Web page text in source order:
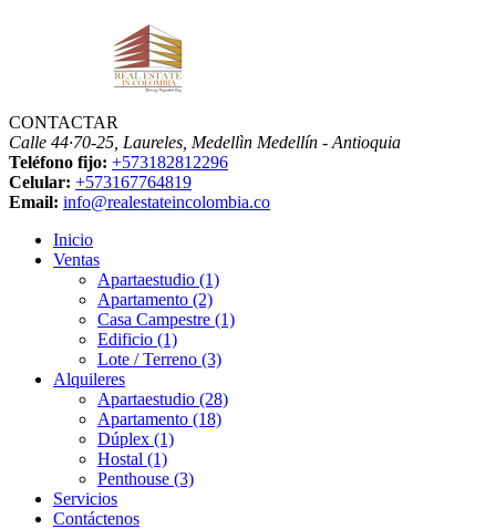
CONTACTAR
Calle 44·70-25, Laureles, Medellìn Medellín - Antioquia
Teléfono fijo: +573182812296
Celular: +573167764819
Email: info@realestateincolombia.co
Inicio
Ventas
Apartaestudio (1)
Apartamento (2)
Casa Campestre (1)
Edificio (1)
Lote / Terreno (3)
Alquileres
Apartaestudio (28)
Apartamento (18)
Dúplex (1)
Hostal (1)
Penthouse (3)
Servicios
Contáctenos